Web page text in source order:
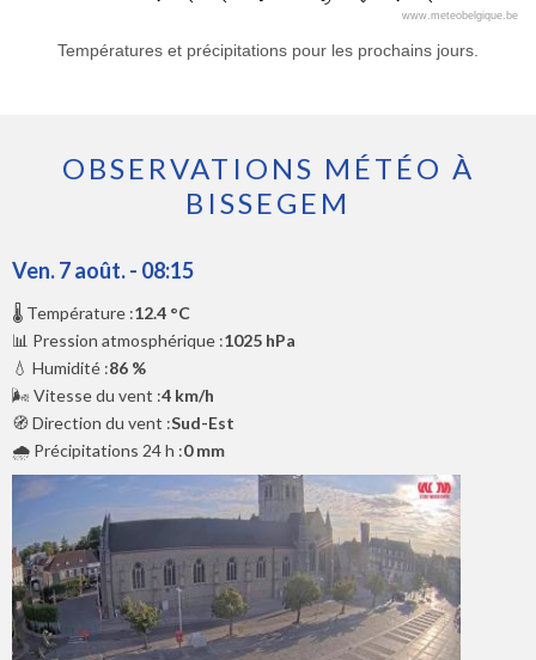
www.meteobelgique.be
Températures et précipitations pour les prochains jours.
OBSERVATIONS MÉTÉO À
BISSEGEM
Ven. 7 août. - 08:15
🌡️ Température :12.4 °C
📊 Pression atmosphérique :1025 hPa
💧 Humidité :86 %
🌬️ Vitesse du vent :4 km/h
🧭 Direction du vent :Sud-Est
🌧️ Précipitations 24 h :0 mm